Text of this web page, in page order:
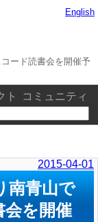
ード読書会を開催予
ト
コミュニティ
English
2015-04-01
南青山で
を開催